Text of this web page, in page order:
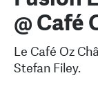
@ Café
Le Café Oz
Stefan Filey.